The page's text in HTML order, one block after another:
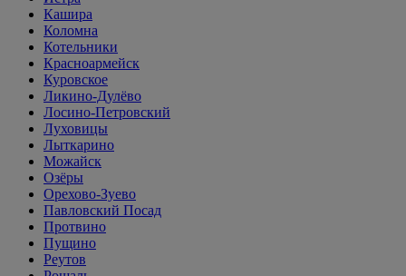
Кашира
Коломна
Котельники
Красноармейск
Куровское
Ликино-Дулёво
Лосино-Петровский
Луховицы
Лыткарино
Можайск
Озёры
Орехово-Зуево
Павловский Посад
Протвино
Пущино
Реутов